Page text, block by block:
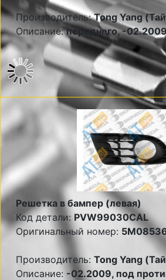
Производитель:Tong Yang
Описание:переднего, -
Решетка в бампер (левая)
Код детали: PVW99030CAL
Оригинальный номер:
Производитель: Tong Yang
Описание: -02.2009, под